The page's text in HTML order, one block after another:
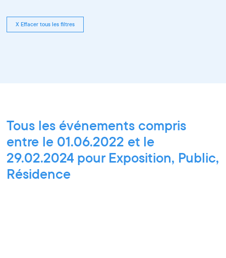
X Effacer tous les filtres
Tous les événements compris
entre le 01.06.2022 et le
29.02.2024 pour Exposition, Public,
Résidence